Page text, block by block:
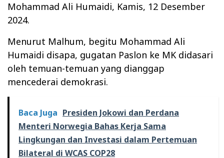
Mohammad Ali Humaidi, Kamis, 12 Desember
2024.
Menurut Malhum, begitu Mohammad Ali
Humaidi disapa, gugatan Paslon ke MK didasari
oleh temuan-temuan yang dianggap
mencederai demokrasi.
Baca Juga Presiden Jokowi dan Perdana
Menteri Norwegia Bahas Kerja Sama
Lingkungan dan Investasi dalam Pertemuan
Bilateral di WCAS COP28